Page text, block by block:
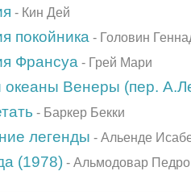
- Кин Дей
покойника - Головин
Франсуа - Грей Мари
океаны Венеры (пер.
- Баркер Бекки
легенды - Альенде
(1978) - Альмодовар Педро